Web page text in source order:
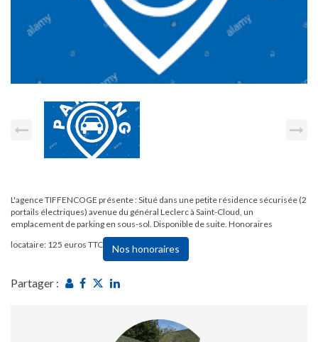
L'agence TIFFENCOGE présente : Situé dans une petite résidence sécurisée (2
portails électriques) avenue du général Leclerc à Saint-Cloud, un
emplacement de parking en sous-sol. Disponible de suite. Honoraires
locataire: 125 euros TTC
Nos honoraires
Partager :